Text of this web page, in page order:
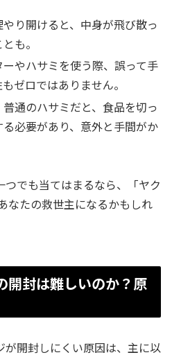
り開けると、中身が飛び散っ
も。
ーやハサミを使う際、誤って手
ゼロではありません。
普通のハサミだと、食品を切っ
必要があり、意外と手間がか
つでも当てはまるなら、「ヤク
なたの救世主になるかもしれ
開封は難しいのか？原
が開封しにくい原因は、主に以